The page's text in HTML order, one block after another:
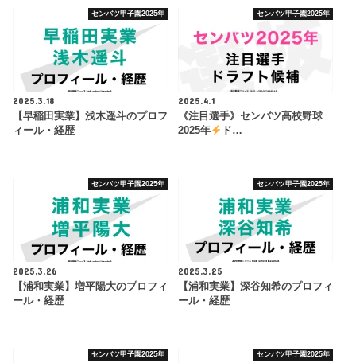
センバツ甲子園2025年
2025.3.18
【早稲田実業】浅木遥斗のプロフ
ィール・経歴
センバツ甲子園2025年
2025.4.1
《注目選手》センバツ高校野球
2025年
ド…
センバツ甲子園2025年
2025.3.26
【浦和実業】増平陽大のプロフィ
ール・経歴
センバツ甲子園2025年
2025.3.25
【浦和実業】深谷知希のプロフィ
ール・経歴
センバツ甲子園2025年 センバツ甲子園2025年